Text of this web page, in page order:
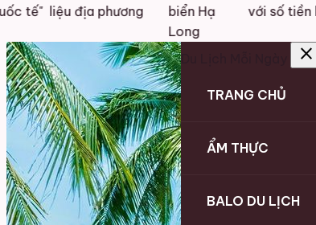
liệu địa phương
biển Hạ
với số tiền khủng
close
TRANG CHỦ
ẨM THỰC
BALO DU LỊCH